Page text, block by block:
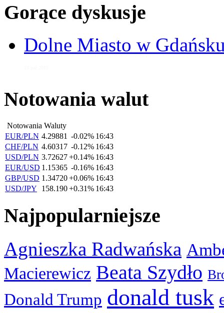
Gorące dyskusje
Dolne Miasto w
Notowania walut
Notowania Waluty
EUR/PLN 4.29881 -0.02% 16:43
CHF/PLN 4.60317 -0.12% 16:43
USD/PLN 3.72627+0.14% 16:43
EUR/USD 1.15365 -0.16% 16:43
GBP/USD 1.34720+0.06% 16:43
USD/JPY
158.190+0.31% 16:43
Najpopularniejsze
Agnieszka Radwańska
Macierewicz Beata Szydło
Donald Trump donald tusk